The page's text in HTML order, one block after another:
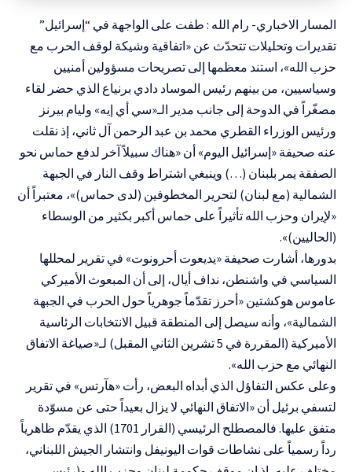
المسار الاخباري- رام الله : طفت على الواجهة في “إسرائيل”
تقديرات وتحليلات تتحدّث عن «اتفاقية وشيكة لوقف الحرب مع
حزب الله»، استند معظمها إلى تصريحات مسؤولين أمنيين
وسياسيين، من بينهم رئيس الموساد دادي برنياع الذي حضر لقاء
مصغّراً في الدوحة إلى جانب مدير الـ«سي أي إيه» وليام بيرنز
ورئيس الوزراء القطري محمد بن عبد الرحمن آل ثاني، إذ نقلت
عنه صحيفة «إسرائيل اليوم» أن «هناك سبيلاً آخر لدفع حماس نحو
الصفقة يمر بلبنان (…) وينبغي اشتراط وقف النار في الجبهة
الشمالية (مع لبنان) لتحرير المخطوفين (لدى حماس)»، معتبراً أن
«لإيران وحزب الله تأثيراً على حماس أكبر بكثير من الوسطاء
(الحاليين)».
بدورها، أشارت صحيفة «يديعوت أحرونوت» في تقرير لمحللها
السياسي في واشنطن، نداف أيال، إلى أن المبعوث الأميركي
عاموس هوكشتين «أحرز تقدّماً جوهرياً حول الحرب في الجبهة
الشمالية»، وأنه سيصل إلى المنطقة قبيل الانتخابات الرئاسية
الأميركية (المقررة في 5 تشرين الثاني المقبل) لـ«صياغة الاتفاق
النهائي مع حزب الله».
وعلى عكس التفاؤل الذي أبداه البعض، رأت «هآرتس» في تقرير
لتسفي برئيل أن «الاتفاق النهائي لا يزال بعيداً حتى عن مسوّدة
متفق عليها. فالمصطلح الرئيسي (القرار 1701) الذي يقدّم ظاهرياً
رداً رسمياً على نشاطات قوات اليونيفل وانتشار الجيش اللبناني،